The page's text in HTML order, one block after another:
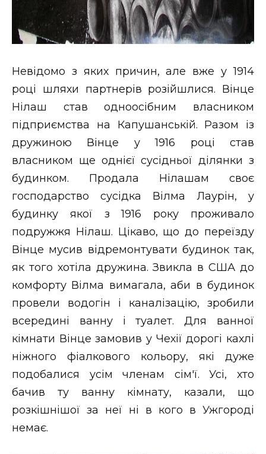
Невідомо з яких причин, але вже у 1914
році шляхи партнерів розійшлися. Вінце
Нілаш став одноосібним власником
підприємства на Капушанській. Разом із
дружиною Вінце у 1916 році став
власником ще однієї сусідньої ділянки з
будинком. Продала Нілашам своє
господарство сусідка Вілма Лаурін, у
будинку якої з 1916 року проживало
подружжя Нілаш. Цікаво, що до переїзду
Вінце мусив відремонтувати будинок так,
як того хотіла дружина. Звикла в США до
комфорту Вілма вимагала, аби в будинок
провели водогін і каналізацію, зробили
всередині ванну і туалет. Для ванної
кімнати Вінце замовив у Чехії дорогі кахлі
ніжного фіалкового кольору, які дуже
подобалися усім членам сім'ї. Усі, хто
бачив ту ванну кімнату, казали, що
розкішнішої за неї ні в кого в Ужгороді
немає.